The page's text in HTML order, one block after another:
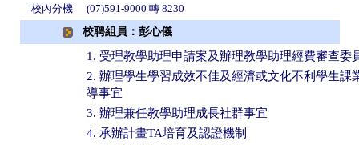
校內分機
(07)591-9000 轉 8230
校聘組員：彭心儀
1. 受理教學助理申請案及辦理教學助理經費審查委
2. 辦理學生學習成效不佳及經濟或文化不利學生課
導事宜
3. 辦理兼任教學助理成長社群事宜
4. 承辦計畫TA培育及認證機制